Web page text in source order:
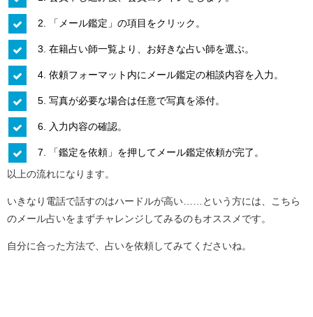
2. 「メール鑑定」の項目をクリック。
3. 在籍占い師一覧より、お好きな占い師を選ぶ。
4. 依頼フォーマット内にメール鑑定の相談内容を入力。
5. 写真が必要な場合は任意で写真を添付。
6. 入力内容の確認。
7. 「鑑定を依頼」を押してメール鑑定依頼が完了。
以上の流れになります。
いきなり電話で話すのはハードルが高い……という方には、こちら
のメール占いをまずチャレンジしてみるのもオススメです。
自分に合った方法で、占いを依頼してみてくださいね。